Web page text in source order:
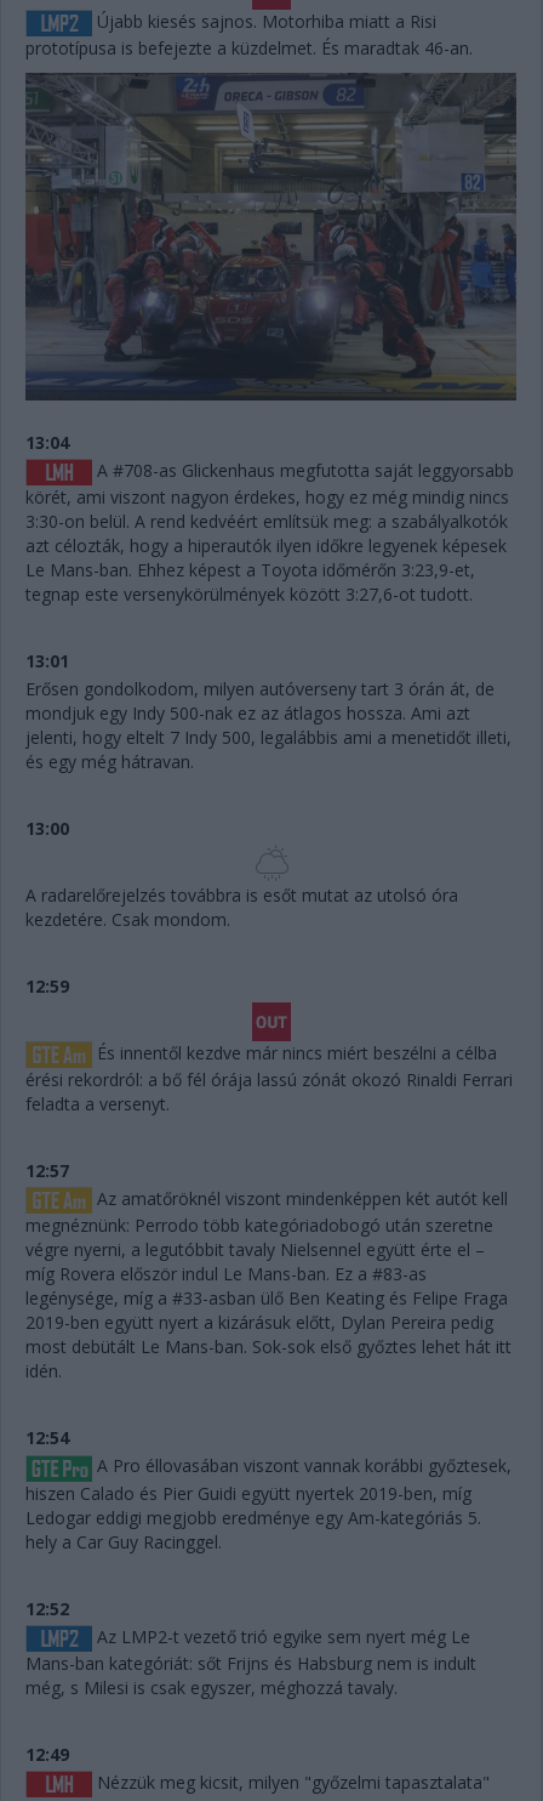
Újabb kiesés sajnos. Motorhiba miatt a Risi
prototípusa is befejezte a küzdelmet. És maradtak 46-an.
13:04
A #708-as Glickenhaus megfutotta saját leggyorsabb
körét, ami viszont nagyon érdekes, hogy ez még mindig nincs
3:30-on belül. A rend kedvéért említsük meg: a szabályalkotók
azt célozták, hogy a hiperautók ilyen időkre legyenek képesek
Le Mans-ban. Ehhez képest a Toyota időmérőn 3:23,9-et,
tegnap este versenykörülmények között 3:27,6-ot tudott.
13:01
Erősen gondolkodom, milyen autóverseny tart 3 órán át, de
mondjuk egy Indy 500-nak ez az átlagos hossza. Ami azt
jelenti, hogy eltelt 7 Indy 500, legalábbis ami a menetidőt illeti,
és egy még hátravan.
13:00
A radarelőrejelzés továbbra is esőt mutat az utolsó óra
kezdetére. Csak mondom.
12:59
És innentől kezdve már nincs miért beszélni a célba
érési rekordról: a bő fél órája lassú zónát okozó Rinaldi Ferrari
feladta a versenyt.
12:57
Az amatőröknél viszont mindenképpen két autót kell
megnéznünk: Perrodo több kategóriadobogó után szeretne
végre nyerni, a legutóbbit tavaly Nielsennel együtt érte el –
míg Rovera először indul Le Mans-ban. Ez a #83-as
legénysége, míg a #33-asban ülő Ben Keating és Felipe Fraga
2019-ben együtt nyert a kizárásuk előtt, Dylan Pereira pedig
most debütált Le Mans-ban. Sok-sok első győztes lehet hát itt
idén.
12:54
A Pro éllovasában viszont vannak korábbi győztesek,
hiszen Calado és Pier Guidi együtt nyertek 2019-ben, míg
Ledogar eddigi megjobb eredménye egy Am-kategóriás 5.
hely a Car Guy Racinggel.
12:52
Az LMP2-t vezető trió egyike sem nyert még Le
Mans-ban kategóriát: sőt Frijns és Habsburg nem is indult
még, s Milesi is csak egyszer, méghozzá tavaly.
12:49
Nézzük meg kicsit, milyen "győzelmi tapasztalata"